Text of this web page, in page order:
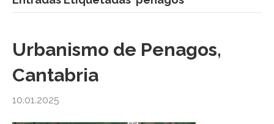
Urbanismo de Penagos,
Cantabria
10.01.2025